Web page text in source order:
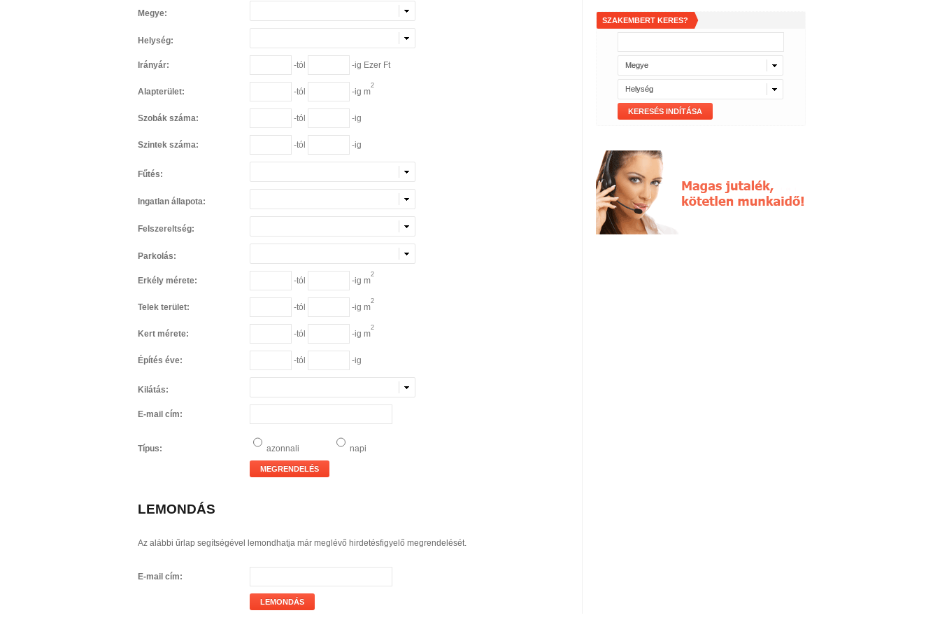
Megye:
Helység:
Irányár: -tól -ig Ezer Ft
Alapterület: -tól -ig m
2
Szobák száma: -tól -ig
Szintek száma: -tól -ig
Fűtés:
Ingatlan állapota:
Felszereltség:
Parkolás:
Erkély mérete: -tól -ig m
2
Telek terület: -tól -ig m
2
Kert mérete: -tól -ig m
2
Építés éve: -tól -ig
Kilátás:
E-mail cím:
Típus: azonnali napi
MEGRENDELÉS
LEMONDÁS
Az alábbi űrlap segítségével lemondhatja már meglévő hirdetésfigyelő megrendelését.
E-mail cím:
LEMONDÁS
SZAKEMBERT KERES?
Megye
Megye
Helység
Helység
KERESÉS INDÍTÁSA